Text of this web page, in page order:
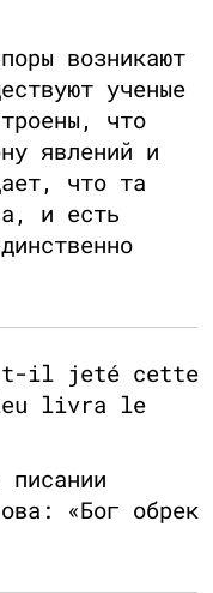
возникают
ученые
что
явлений и
что та
и есть
t-il jeté cette
livra le
писании
«Бог обрек